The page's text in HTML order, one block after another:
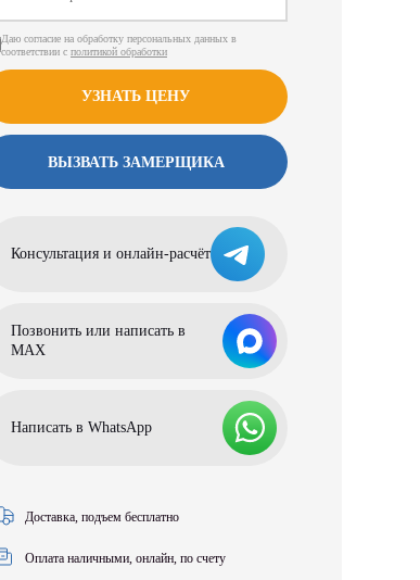
Даю согласие на обработку персональных данных в
соответствии с политикой обработки
УЗНАТЬ ЦЕНУ
ВЫЗВАТЬ ЗАМЕРЩИКА
Консультация и онлайн-расчёт
Позвонить или написать в
МАХ
Написать в WhatsApp
Доставка, подъем бесплатно
Оплата наличными, онлайн, по счету